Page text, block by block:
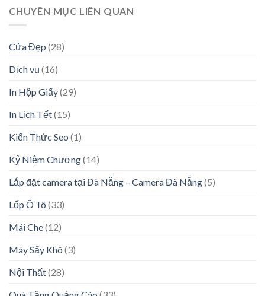
CHUYÊN MỤC LIÊN QUAN
Cửa Đẹp (28)
Dịch vụ (16)
In Hộp Giấy(29)
In Lịch Tết(15)
Kiến Thức Seo (1)
Kỷ Niệm Chương(14)
Lắp đặt camera tại Đà Nẵng – Camera Đà Nẵng(5)
Lốp Ô Tô (33)
Mái Che(12)
Máy Sấy Khô (3)
Nội Thất(28)